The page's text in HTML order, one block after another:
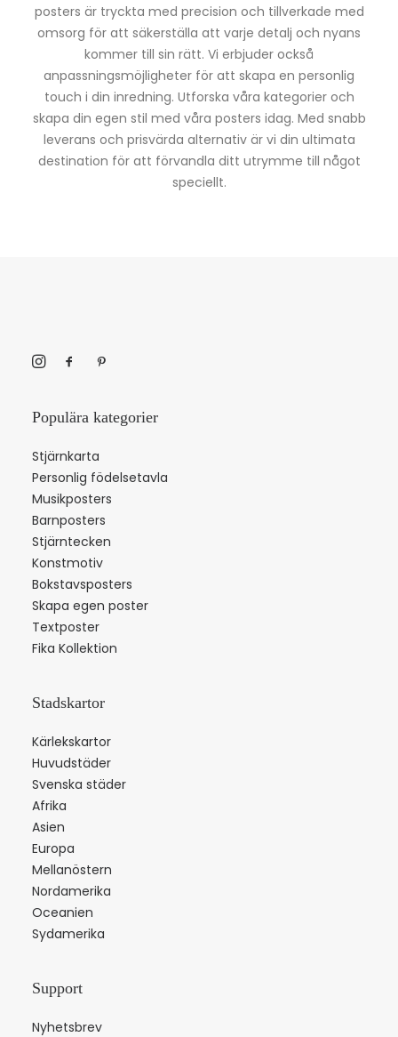
posters är tryckta med precision och tillverkade med
omsorg för att säkerställa att varje detalj och nyans
kommer till sin rätt. Vi erbjuder också
anpassningsmöjligheter för att skapa en personlig
touch i din inredning. Utforska våra kategorier och
skapa din egen stil med våra posters idag. Med snabb
leverans och prisvärda alternativ är vi din ultimata
destination för att förvandla ditt utrymme till något
speciellt.
Populära kategorier
Stjärnkarta
Personlig födelsetavla
Musikposters
Barnposters
Stjärntecken
Konstmotiv
Bokstavsposters
Skapa egen poster
Textposter
Fika Kollektion
Stadskartor
Kärlekskartor
Huvudstäder
Svenska städer
Afrika
Asien
Europa
Mellanöstern
Nordamerika
Oceanien
Sydamerika
Support
Nyhetsbrev